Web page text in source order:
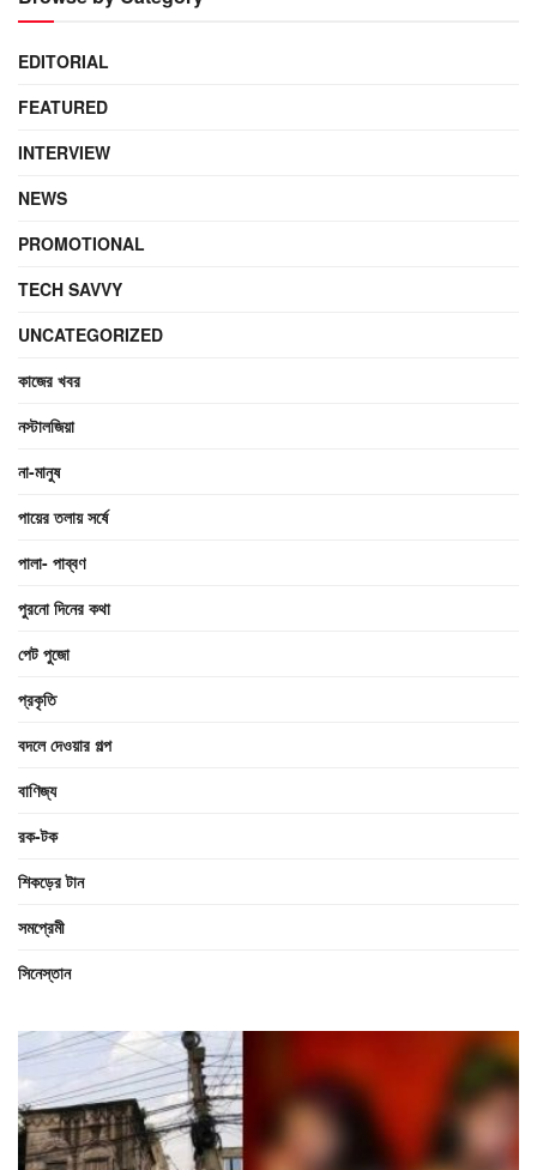
EDITORIAL
FEATURED
INTERVIEW
NEWS
PROMOTIONAL
TECH SAVVY
UNCATEGORIZED
কাজের খবর
নস্টালজিয়া
না-মানুষ
পায়ের তলায় সর্ষে
পালা- পাব্বণ
পুরনো দিনের কথা
পেট পুজো
প্রকৃতি
বদলে দেওয়ার গল্প
বাণিজ্য
রক-টক
শিকড়ের টান
সমপ্রেমী
সিনেস্তান